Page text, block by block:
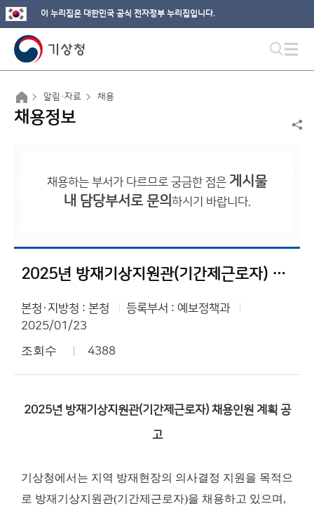
이 누리집은 대한민국 공식 전자정부 누리집입니다.
알림·자료 채용
채용정보
채용하는 부서가 다르므로 궁금한 점은 게시물
내 담당부서로 문의 하시기 바랍니다.
2025년 방재기상지원관(기간제근로자) 채용인원 계획 공고
본청·지방청 : 본청
등록부서 : 예보정책과
2025/01/23
조회수 4388
2025년 방재기상지원관(기간제근로자) 채용인원 계획 공
고
기상청에서는 지역 방재현장의 의사결정 지원을 목적으
로 방재기상지원관(기간제근로자)을 채용하고 있으며,